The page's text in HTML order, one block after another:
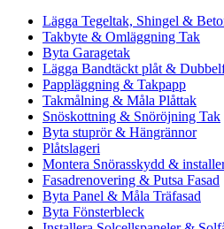
Lägga Tegeltak, Shingel &
Takbyte & Omläggning Tak
Byta Garagetak
Lägga Bandtäckt plåt &
Pappläggning & Takpapp
Takmålning & Måla Plåttak
Snöskottning & Snöröjning Tak
Byta stuprör & Hängrännor
Plåtslageri
Montera Snörasskydd &
Fasadrenovering & Putsa Fasad
Byta Panel & Måla Träfasad
Byta Fönsterbleck